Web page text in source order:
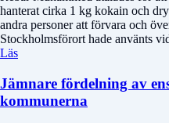
hanterat cirka 1 kg kokain och
andra personer att förvara och
Stockholmsförort hade använts
Läs
Jämnare fördelning av
kommunerna